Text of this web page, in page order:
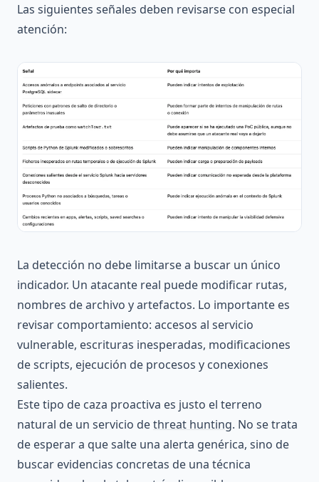
Las siguientes señales deben revisarse con especial
atención:
La detección no debe limitarse a buscar un único
indicador. Un atacante real puede modificar rutas,
nombres de archivo y artefactos. Lo importante es
revisar comportamiento: accesos al servicio
vulnerable, escrituras inesperadas, modificaciones
de scripts, ejecución de procesos y conexiones
salientes.
Este tipo de caza proactiva es justo el terreno
natural de un servicio dethreat hunting. No se trata
de esperar a que salte una alerta genérica, sino de
buscar evidencias concretas de una técnica